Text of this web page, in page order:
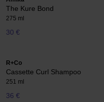
The Kure Bond
275 ml
30 €
R+Co
Cassette Curl Shampoo
251 ml
36 €